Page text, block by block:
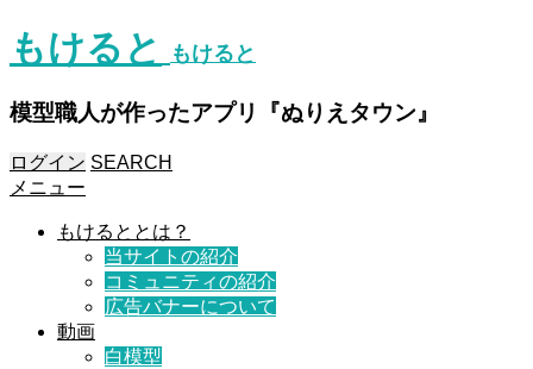
もけると もけると
模型職人が作ったアプリ『ぬりえタウン』
ログイン SEARCH
メニュー
もけるととは？
当サイトの紹介
コミュニティの紹介
広告バナーについて
動画
白模型